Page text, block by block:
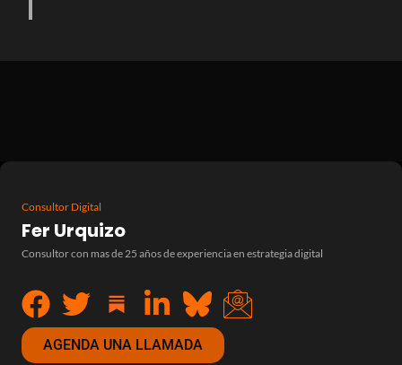
Consultor Digital
Fer Urquizo
Consultor con mas de 25 años de experiencia en estrategia digital
AGENDA UNA LLAMADA